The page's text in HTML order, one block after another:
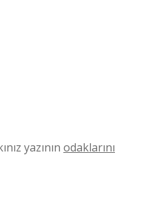
yazının odaklarını